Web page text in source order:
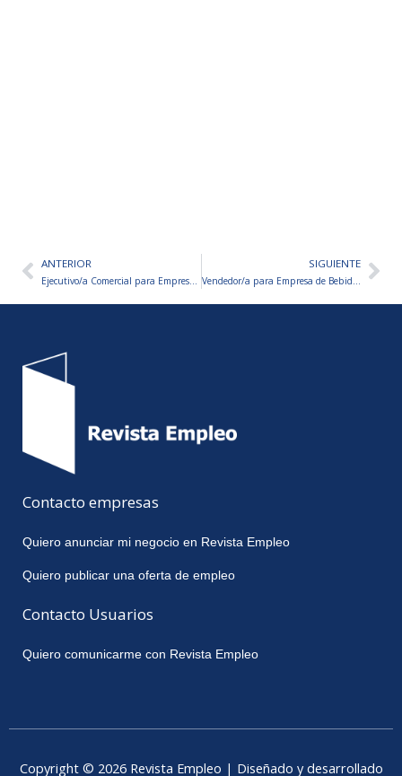
AntANTERIOR SIGUIENTE
Contacto empresas
Quiero anunciar mi negocio en Revista Empleo
Quiero publicar una oferta de empleo
Contacto Usuarios
Quiero comunicarme con Revista Empleo
Copyright © 2026 Revista Empleo | Diseñado y desarrollado